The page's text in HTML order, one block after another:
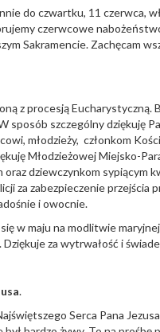
do czwartku, 11 czerwca,
czerwcowe
Sakramencie. Zachęcam
z procesją Eucharystyczną.
szczególny dziękuję
młodzieży, członkom
Młodzieżowej Miejsko-
oraz dziewczynkom sypiącym
za zabezpieczenie przejścia
i owocnie.
w maju na modlitwie
za wytrwałość i
.
Serca Pana